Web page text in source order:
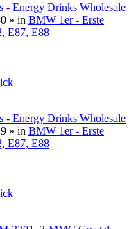
- Energy Drinks Wholesale
» in BMW 1er - Erste
E87, E88
- Energy Drinks Wholesale
» in BMW 1er - Erste
E87, E88